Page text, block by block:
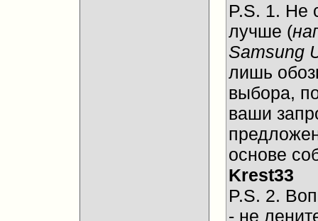
P.S. 1. Не
лучше (
Samsung
лишь
выбора,
ваши
основе
Krest33
P.S. 2.
- не